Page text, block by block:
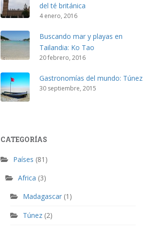
del té británica
4 enero, 2016
Buscando mar y playas en
Tailandia: Ko Tao
20 febrero, 2016
Gastronomías del mundo: Túnez
30 septiembre, 2015
CATEGORÍAS
Países (81)
Africa (3)
Madagascar (1)
Túnez (2)